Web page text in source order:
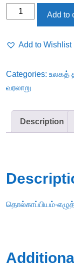
தொல்காப்பியம்-
ஆ.சிவலிங்கனார்
quantity
Add to
Add to Wishlist
Categories: உலகத்
வரலாறு
Description
தொல்காப்பியம்-